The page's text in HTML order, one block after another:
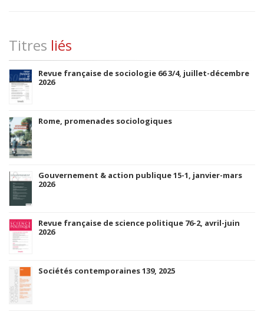
Titres liés
Revue française de sociologie 66 3/4, juillet-décembre
2026
Rome, promenades sociologiques
Gouvernement & action publique 15-1, janvier-mars
2026
Revue française de science politique 76-2, avril-juin
2026
Sociétés contemporaines 139, 2025